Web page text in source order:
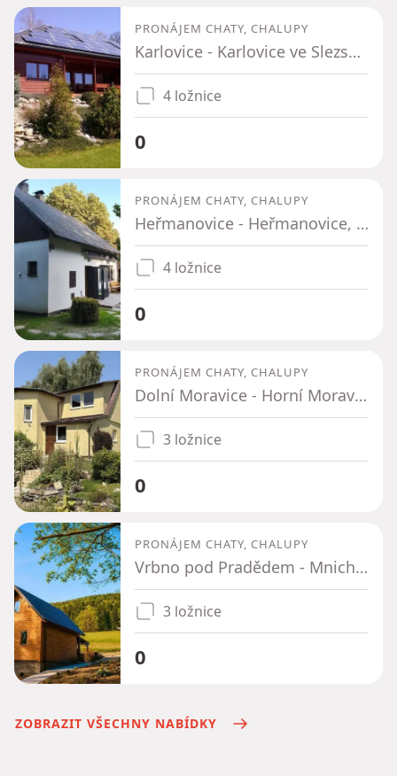
PRONÁJEM CHATY, CHALUPY
Karlovice - Karlovice ve Slezsku, Moravskoslezský kraj
4 ložnice
0
PRONÁJEM CHATY, CHALUPY
Heřmanovice - Heřmanovice, Moravskoslezský kraj
4 ložnice
0
PRONÁJEM CHATY, CHALUPY
Dolní Moravice - Horní Moravice, Moravskoslezský kraj
3 ložnice
0
PRONÁJEM CHATY, CHALUPY
Vrbno pod Pradědem - Mnichov pod Pradědem, Moravskoslezský kraj
3 ložnice
0
ZOBRAZIT VŠECHNY NABÍDKY